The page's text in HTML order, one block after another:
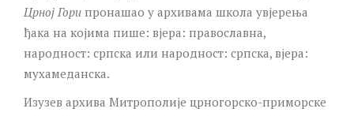
Црној Гори пронашао у архивама школа увјерења
ђака на којима пише: вјера: православна,
народност: српска или народност: српска, вјера:
мухамеданска.
Изузев архива Митрополије црногорско-приморске